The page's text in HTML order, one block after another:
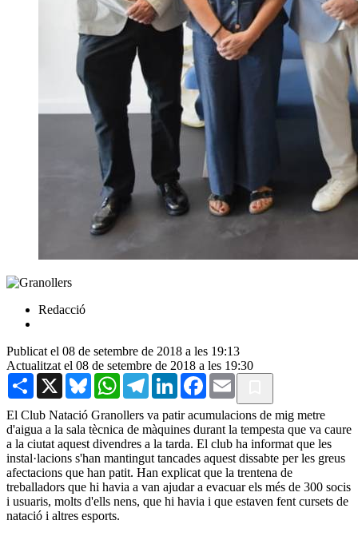
Redacció
Publicat el 08 de setembre de 2018 a les 19:13
Actualitzat el 08 de setembre de 2018 a les 19:30
Share X BlueskyWhatsAppTelegramLinkedInFacebook
Email
El Club Natació Granollers va patir acumulacions de mig metre
d'aigua a la sala tècnica de màquines durant la tempesta que va caure
a la ciutat aquest divendres a la tarda. El club ha informat que les
instal·lacions s'han mantingut tancades aquest dissabte per les greus
afectacions que han patit. Han explicat que la trentena de
treballadors que hi havia a van ajudar a evacuar els més de 300 socis
i usuaris, molts d'ells nens, que hi havia i que estaven fent cursets de
natació i altres esports.